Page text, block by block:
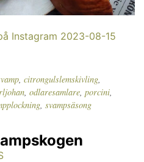
Instagram 2023-08-15
, citrongulslemskivling,
, odlaresamlare, porcini,
, svampsäsong